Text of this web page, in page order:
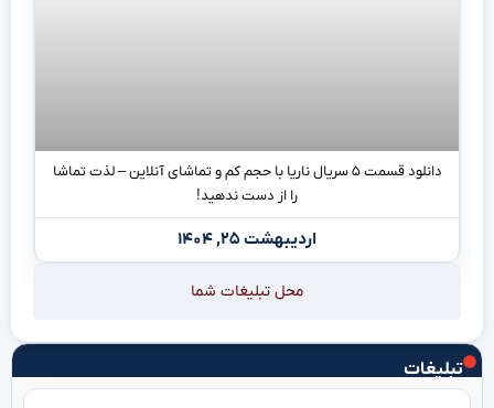
تبلیغات
دانلود قسمت ۵ سریال ناریا با حجم کم و تماشای آنلاین – لذت تماشا
را از دست ندهید!
اردیبهشت ۲۵, ۱۴۰۴
محل تبلیغات شما